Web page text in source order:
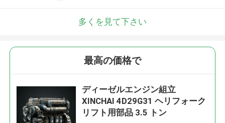
多くを見て下さい
最高の価格で
ディーゼルエンジン組立
XINCHAI 4D29G31 ヘリフォーク
リフト用部品 3.5 トン